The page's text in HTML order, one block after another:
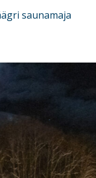
saunamaja